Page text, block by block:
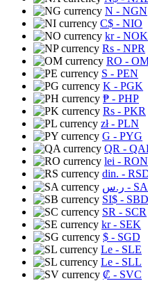
N - NGN
C$ - NIO
kr- NOK
Rs - NPR
RO -
S - PEN
K - PGK
₱ - PHP
Rs - PKR
zł- PLN
G - PYG
QR -
lei - RON
din. -
ر.س -
SI$ - SBD
SR - SCR
kr- SEK
$ - SGD
Le - SLE
Le - SLL
₡ - SVC